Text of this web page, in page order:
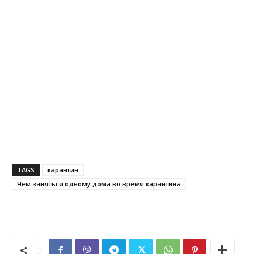
TAGS
карантин
Чем заняться одному дома во время карантина